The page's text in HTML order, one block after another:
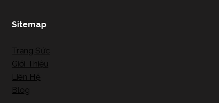
Sitemap
Trang Sức
Giới Thiệu
Liên Hệ
Blog